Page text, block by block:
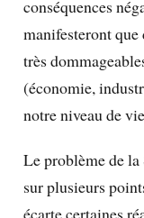
conséquences
manifesteront
très
(économie,
notre niveau de
Le problème de la
sur plusieurs